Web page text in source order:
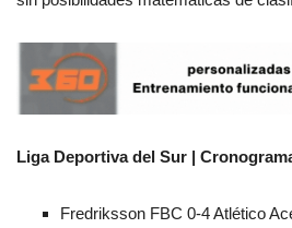
Liga Deportiva del Sur |
Fredriksson FBC 0-4 Atlético